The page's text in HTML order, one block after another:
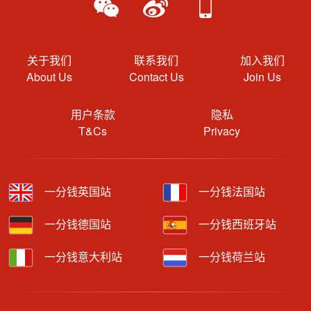
关于我们
About Us
联系我们
Contact Us
加入我们
Join Us
用户条款
T&Cs
隐私
Privacy
一分钱英国站 一分钱法国站
一分钱德国站 一分钱西班牙站
一分钱意大利站 一分钱荷兰站